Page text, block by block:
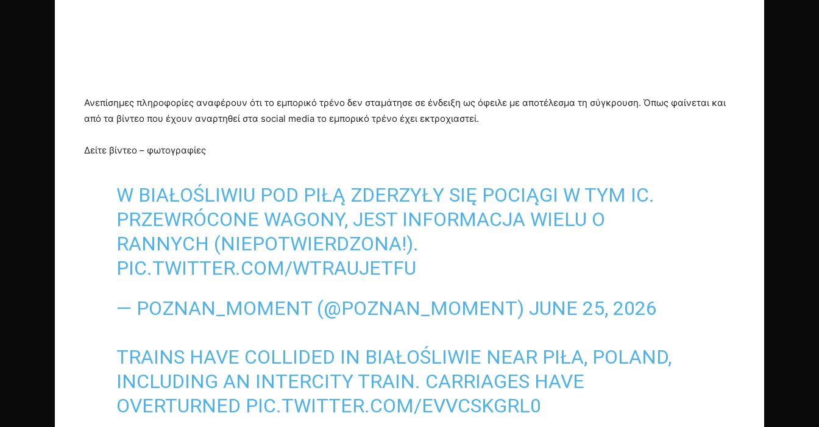
Ανεπίσημες πληροφορίες αναφέρουν ότι το εμπορικό τρένο δεν σταμάτησε σε ένδειξη ως όφειλε με αποτέλεσμα τη σύγκρουση. Όπως φαίνεται και
από τα βίντεο που έχουν αναρτηθεί στα social media το εμπορικό τρένο έχει εκτροχιαστεί.
Δείτε βίντεο – φωτογραφίες
W BIAŁOŚLIWIU POD PIŁĄ ZDERZYŁY SIĘ POCIĄGI W TYM IC.
PRZEWRÓCONE WAGONY, JEST INFORMACJA WIELU O
RANNYCH (NIEPOTWIERDZONA!).
PIC.TWITTER.COM/WTRAUJETFU
— POZNAN_MOMENT (@POZNAN_MOMENT) JUNE 25, 2026
TRAINS HAVE COLLIDED IN BIAŁOŚLIWIE NEAR PIŁA, POLAND,
INCLUDING AN INTERCITY TRAIN. CARRIAGES HAVE
OVERTURNED PIC.TWITTER.COM/EVVCSKGRL0